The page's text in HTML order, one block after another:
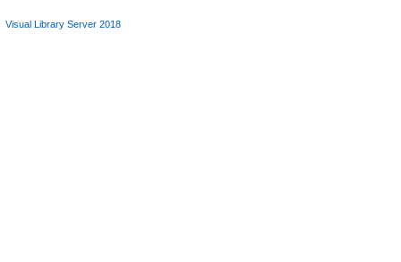
Visual Library Server 2018